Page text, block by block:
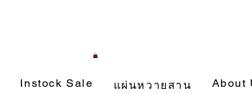
Instock Sale แผ่นหวายสาน About